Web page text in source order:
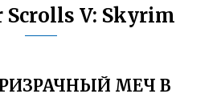
Scrolls V: Skyrim
МЕЧ В